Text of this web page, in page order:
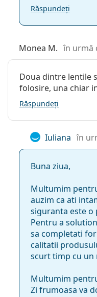
Nuanță
Da
Da
Nu
Lentilele de contact
posibilă alternativă
SofLens 59
Proclear
SofLens 38
Răspundeți
Monea M. în urmă
Doua dintre lentile
folosire, una chiar
Răspundeți
Iuliana în
Buna ziua,
Multumim
auzim ca ati
siguranta este o
Pentru a
sa completati
calitatii
scurt timp cu un
Multumim
Zi frumoasa va